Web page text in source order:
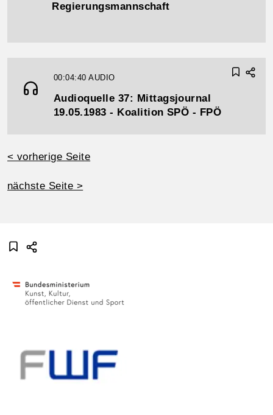
Regierungsmannschaft
00:04:40AUDIO
Audioquelle 37: Mittagsjournal
19.05.1983 - Koalition SPÖ - FPÖ
< vorherige Seite
nächste Seite >